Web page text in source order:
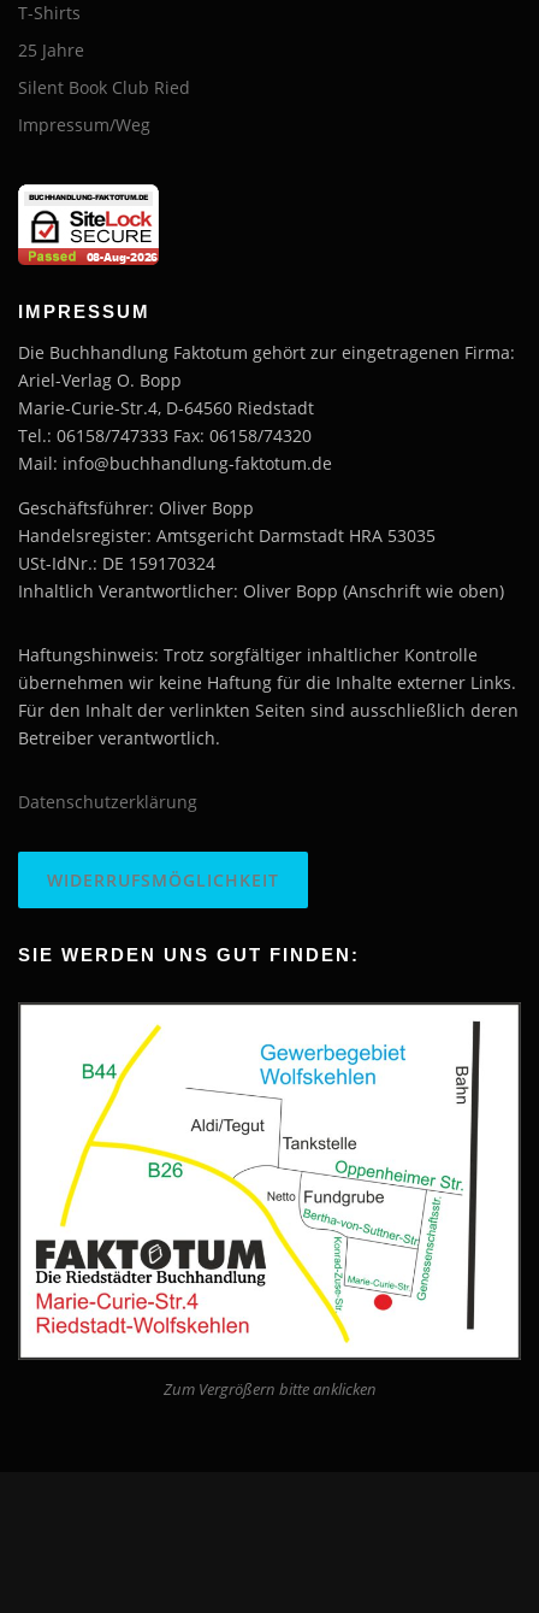
T-Shirts
25 Jahre
Silent Book Club Ried
Impressum/Weg
IMPRESSUM
Die Buchhandlung Faktotum gehört zur eingetragenen Firma:
Ariel-Verlag O. Bopp
Marie-Curie-Str.4, D-64560 Riedstadt
Tel.: 06158/747333 Fax: 06158/74320
Mail: info@buchhandlung-faktotum.de
Geschäftsführer: Oliver Bopp
Handelsregister: Amtsgericht Darmstadt HRA 53035
USt-IdNr.: DE 159170324
Inhaltlich Verantwortlicher: Oliver Bopp (Anschrift wie oben)
Haftungshinweis: Trotz sorgfältiger inhaltlicher Kontrolle
übernehmen wir keine Haftung für die Inhalte externer Links.
Für den Inhalt der verlinkten Seiten sind ausschließlich deren
Betreiber verantwortlich.
Datenschutzerklärung
WIDERRUFSMÖGLICHKEIT
SIE WERDEN UNS GUT FINDEN:
Zum Vergrößern bitte anklicken